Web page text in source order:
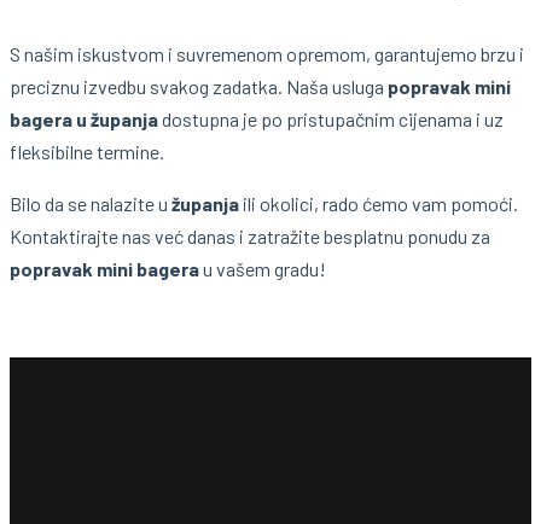
S našim iskustvom i suvremenom opremom, garantujemo brzu i
preciznu izvedbu svakog zadatka. Naša usluga popravak mini
bagera u županjadostupna je po pristupačnim cijenama i uz
fleksibilne termine.
Bilo da se nalazite u županja ili okolici, rado ćemo vam pomoći.
Kontaktirajte nas već danas i zatražite besplatnu ponudu za
popravak mini bagerau vašem gradu!